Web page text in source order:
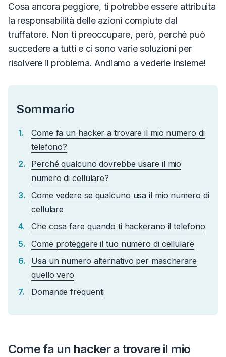
Cosa ancora peggiore, ti potrebbe essere attribuita
la responsabilità delle azioni compiute dal
truffatore. Non ti preoccupare, però, perché può
succedere a tutti e ci sono varie soluzioni per
risolvere il problema. Andiamo a vederle insieme!
Sommario
Come fa un hacker a trovare il mio numero di
telefono?
Perché qualcuno dovrebbe usare il mio
numero di cellulare?
Come vedere se qualcuno usa il mio numero di
cellulare
Che cosa fare quando ti hackerano il telefono
Come proteggere il tuo numero di cellulare
Usa un numero alternativo per mascherare
quello vero
Domande frequenti
Come fa un hacker a trovare il mio